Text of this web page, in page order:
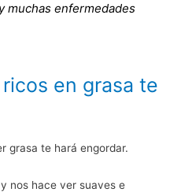
muchas enfermedades
en grasa te
grasa te hará engordar.
nos hace ver suaves e